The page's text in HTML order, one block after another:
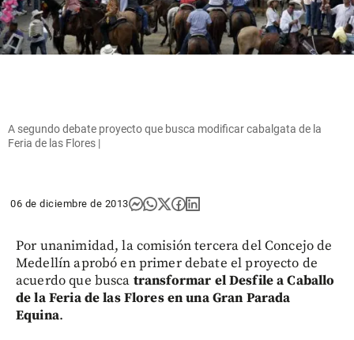
A segundo debate proyecto que busca modificar cabalgata de la
Feria de las Flores |
06 de diciembre de 2013
Por unanimidad, la comisión tercera del Concejo de
Medellín aprobó en primer debate el proyecto de
acuerdo que busca transformar el Desfile a Caballo
de la Feria de las Flores en una Gran Parada
Equina.